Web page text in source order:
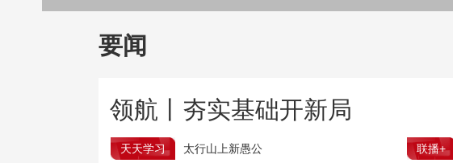
要闻
领航丨夯实基础开新局
天天学习 太行山上新愚公 联播+